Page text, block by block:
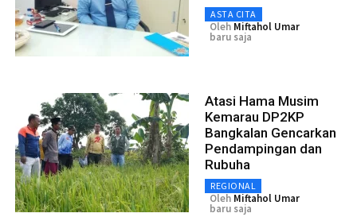
ASTA CITA
Oleh Miftahol Umar
baru saja
Atasi Hama Musim
Kemarau DP2KP
Bangkalan Gencarkan
Pendampingan dan
Rubuha
REGIONAL
Oleh Miftahol Umar
baru saja